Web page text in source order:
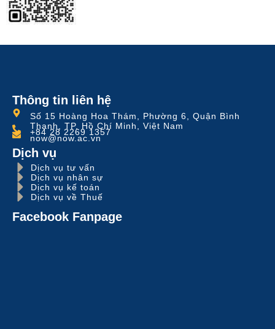
Thông tin liên hệ
Số 15 Hoàng Hoa Thám, Phường 6, Quận Bình
Thạnh, TP. Hồ Chí Minh, Việt Nam
+84 28 2269 1357
now@now.ac.vn
Dịch vụ
Dịch vụ tư vấn
Dịch vụ nhân sự
Dịch vụ kế toán
Dịch vụ về Thuế
Facebook Fanpage